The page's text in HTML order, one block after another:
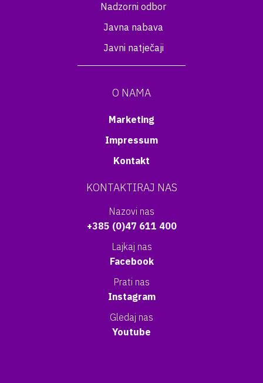
Nadzorni odbor
Javna nabava
Javni natječaji
O NAMA
Marketing
Impressum
Kontakt
KONTAKTIRAJ NAS
Nazovi nas
+385 (0)47 611 400
Lajkaj nas
Facebook
Prati nas
Instagram
Gledaj nas
Youtube